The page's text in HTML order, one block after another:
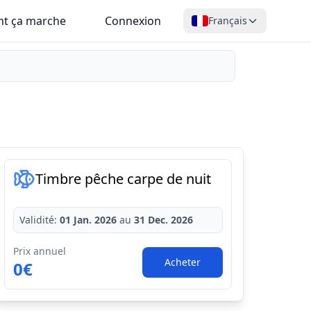
ça marche Connexion Français
Timbre pêche carpe de nuit
Validité: 01 Jan. 2026au 31 Dec. 2026
Prix annuel
0€ Acheter